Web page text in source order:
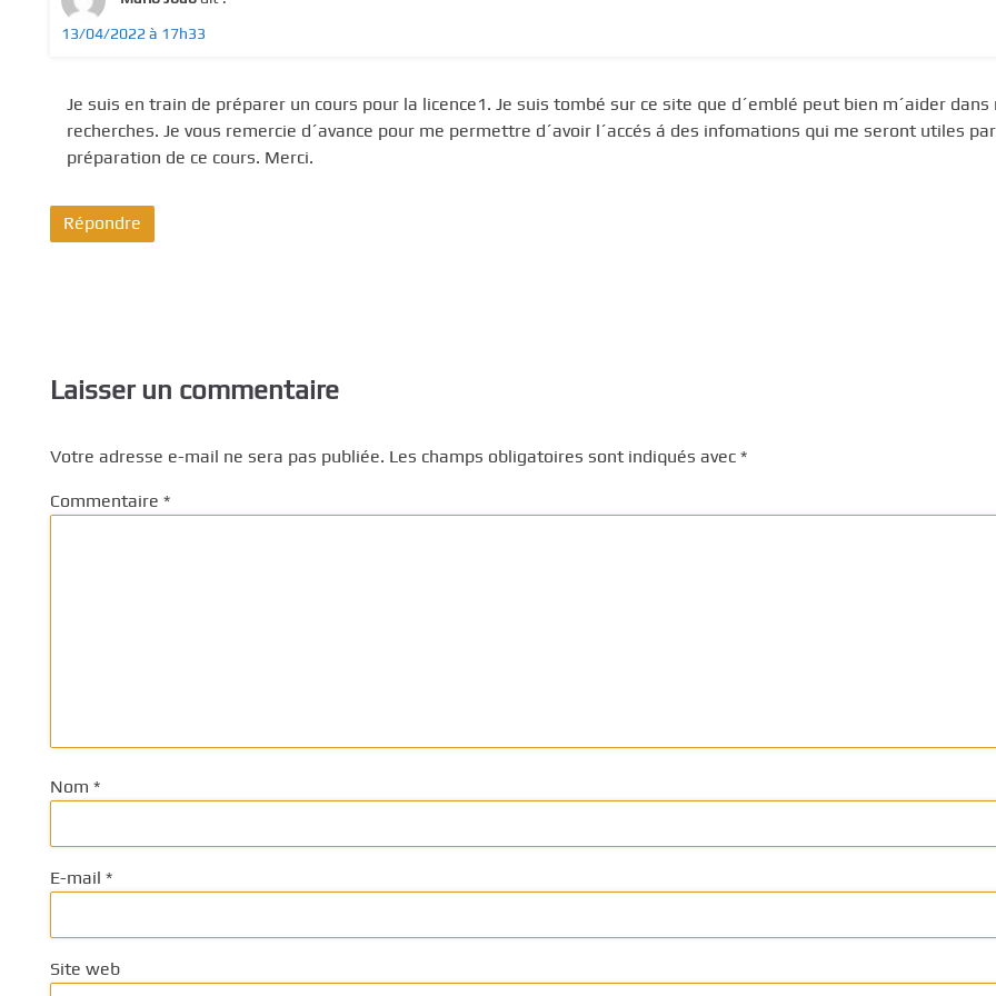
13/04/2022 à 17h33
Je suis en train de préparer un cours pour la licence1. Je suis tombé sur ce site que d´emblé peut bien m´aider dans
recherches. Je vous remercie d´avance pour me permettre d´avoir l´accés á des infomations qui me seront utiles
préparation de ce cours. Merci.
Répondre
Laisser un commentaire
Votre adresse e-mail ne sera pas publiée. Les champs obligatoires sont indiqués avec *
Commentaire *
Nom *
E-mail *
Site web